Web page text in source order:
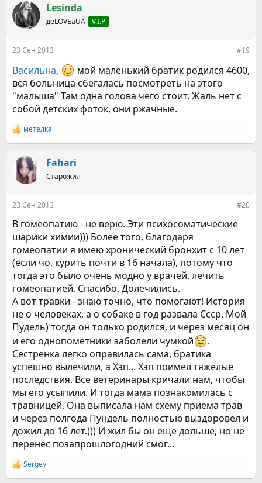
к
ц
и
Lesinda
деLOVEаUA V.I.P
23 Сен 2013 #19
Васильна,
мой маленький братик родился 4600,
вся больница сбегалась посмотреть на этого
"малыша" Там одна голова чего стоит. Жаль нет с
собой детских фоток, они ржачные.
Р
е
и
метелка
Fahari
Старожил
23 Сен 2013 #20
В гомеопатию - не верю. Эти психосоматические
шарики химии))) Более того, благодаря
гомеопатии я имею хронический бронхит с 10 лет
(если чо, курить почти в 16 начала), потому что
тогда это было очень модно у врачей, лечить
гомеопатией. Спасибо. Долечились.
А вот травки - знаю точно, что помогают! История
не о человеках, а о собаке в год развала Ссср. Мой
Пудель) тогда он только родился, и через месяц он
и его однопометники заболели чумкой
.
Сестренка легко оправилась сама, братика
успешно вылечили, а Хэп... Хэп поимел тяжелые
последствия. Все ветеринары кричали нам, чтобы
мы его усыпили. И тогда мама познакомилась с
травницей. Она выписала нам схему приема трав
и через полгода Пундель полностью выздоровел и
дожил до 16 лет.))) И жил бы он еще дольше, но не
перенес позапрошлогодний смог...
Р
е
Sergey